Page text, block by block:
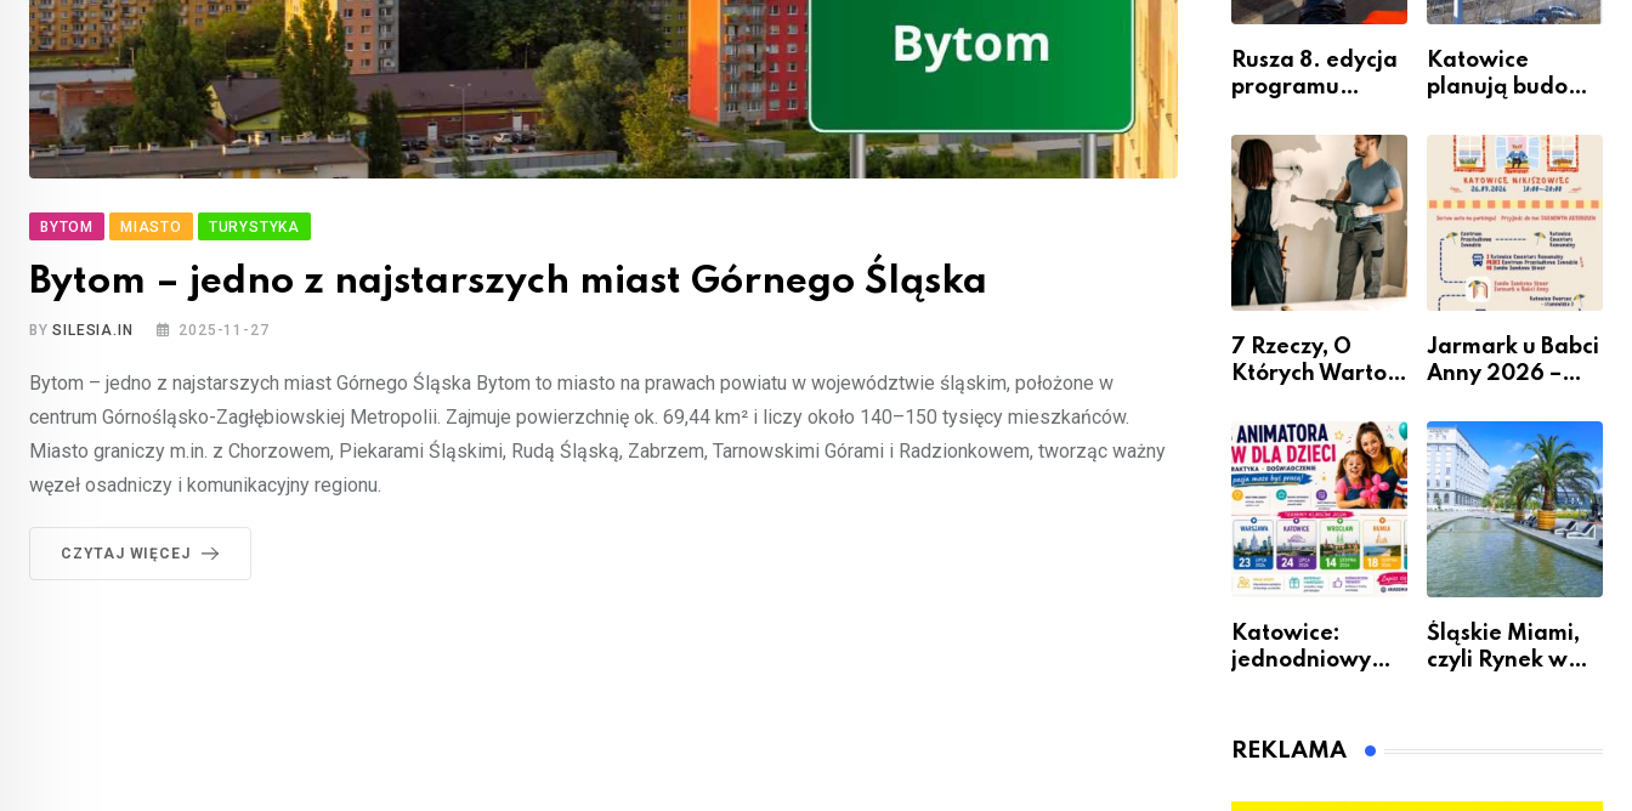
BYTOM MIASTO TURYSTYKA
Bytom – jedno z najstarszych miast Górnego Śląska
BYSILESIA.IN 2025-11-27
Bytom – jedno z najstarszych miast Górnego Śląska Bytom to miasto na prawach powiatu w województwie śląskim, położone w
centrum Górnośląsko-Zagłębiowskiej Metropolii. Zajmuje powierzchnię ok. 69,44 km² i liczy około 140–150 tysięcy mieszkańców.
Miasto graniczy m.in. z Chorzowem, Piekarami Śląskimi, Rudą Śląską, Zabrzem, Tarnowskimi Górami i Radzionkowem, tworząc ważny
węzeł osadniczy i komunikacyjny regionu.
CZYTAJ WIĘCEJ
Rusza 8. edycja
programu
Miastem
Fachowców” –
nabór dla
przedsiębiorców
Katowice
planują budowę
przesiadkoweg
o w Podlesiu
7 Rzeczy, O
Których Warto
Remontem
Mieszkania
Jarmark u Babci
Anny 2026 –
Katowice:
jednodniowy
animatora
Śląskie Miami,
czyli Rynek w
REKLAMA